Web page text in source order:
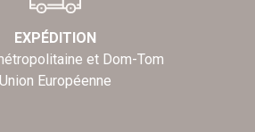
EXPÉDITION
et Dom-Tom
Union Européenne